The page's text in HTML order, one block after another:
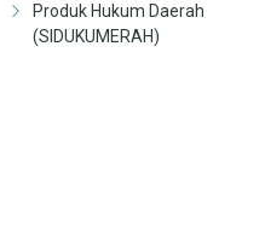
Produk Hukum Daerah
(SIDUKUMERAH)